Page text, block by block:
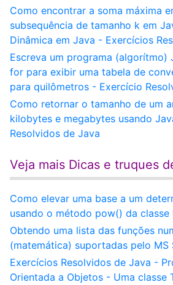
Como encontrar a soma máxima
subsequência de tamanho k em
Dinâmica em Java - Exercícios
Escreva um programa (algorítmo)
for para exibir uma tabela de
para quilômetros - Exercício
Como retornar o tamanho de um
kilobytes e megabytes usando
Resolvidos de Java
Veja mais Dicas e truques
Como elevar uma base a um
usando o método pow() da classe
Obtendo uma lista das funções
(matemática) suportadas pelo MS
Exercícios Resolvidos de Java -
Orientada a Objetos - Uma classe